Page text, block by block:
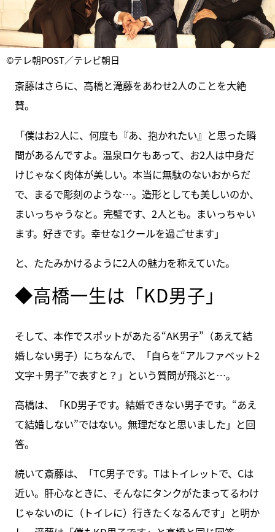
©テレ朝POST／テレビ朝日
斎藤はさらに、高橋と滝藤をあわせ2人のことを大絶
賛。
「僕はお2人に、何度も『あ、抱かれたい』と思った瞬
間があるんですよ。温泉ロケもあって、お2人は中身だ
けじゃなく肉体が美しい。本当に無駄のないおからだ
で、まるで彫刻のような…。造形としても美しいのか、
まいっちゃうなと。完璧です、2人とも。まいっちゃい
ます。好きです。幸せな1クールを過ごせます」
と、たたみかけるように2人の魅力を称えていた。
◆高橋一生は「KD男子」
そして、本作でスポットがあたる“AK男子”（あえて結
婚しない男子）にちなんで、「自らを“アルファベット2
文字＋男子”で表すと？」という質問が飛ぶと…。
高橋は、「KD男子です。結婚できない男子です。“あえ
て結婚しない”ではない。無理だなと思いました」と回
答。
続いて斎藤は、「TC男子です。Tはトイレットで、Cは
近い。肝心なときに、そんなにタンクがたまってるわけ
じゃないのに（トイレに）行きたくなるんです」と明か